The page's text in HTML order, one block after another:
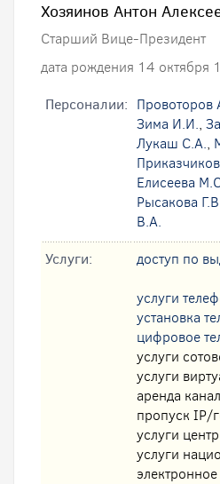
Хозяинов Антон
Старший Вице-Президент
дата рождения 14 октября
Персоналии:
Зима И.И.,
Лукаш С.А.,
Елисеева
Рысакова
В.А.
Услуги:
доступ по
услуги
установка
цифровое
услуги
услуги
аренда
пропуск IP/
услуги
услуги